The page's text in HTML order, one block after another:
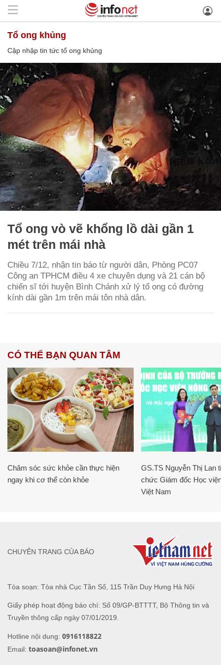
tổ ong khủng
Cập nhập tin tức tổ ong khủng
Tổ ong vò vẽ khổng lồ dài gần 1
mét trên mái nhà
Chiều 7/12, nhận tin báo từ người dân, Phòng PC07
Công an TPHCM điều 4 xe chuyên dụng và 21 cán bộ
chiến sĩ tới huyện Bình Chánh xử lý tổ ong có đường
kính dài gần 1m trên mái tôn nhà dân.
CÓ THỂ BẠN QUAN TÂM
Chăm sóc sức khỏe cần thực hiện
ngay khi cơ thể còn khỏe
GS.TS Nguyễn Thị Lan
chức Giám đốc Học
Việt Nam
Tòa soạn: Tòa nhà Cục Tần Số, 115 Trần Duy Hưng Hà Nội
Giấy phép hoạt động báo chí: Số 09/GP-BTTTT, Bộ Thông tin và
Truyền thông cấp ngày 07/01/2019.
Hotline nội dung: 0916118822
Email: toasoan@infonet.vn
CHUYÊN TRANG CỦA BÁO